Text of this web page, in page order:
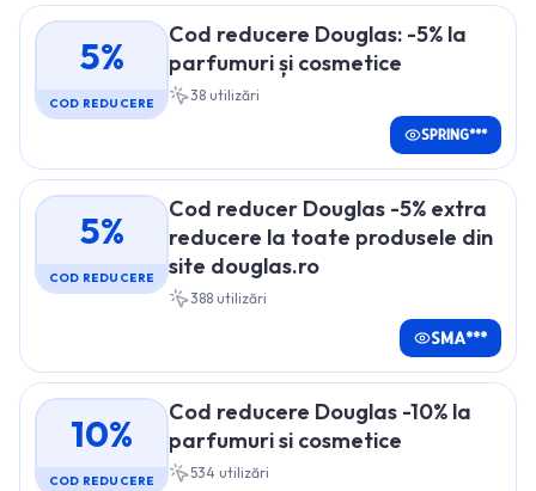
5%
COD REDUCERE
Cod reducere Douglas: -5% la
parfumuri și cosmetice
38 utilizări
SPRING***
5%
COD REDUCERE
Cod reducer Douglas -5% extra
reducere la toate produsele din
site douglas.ro
388 utilizări
SMA***
10%
COD REDUCERE
Cod reducere Douglas -10% la
parfumuri si cosmetice
534 utilizări